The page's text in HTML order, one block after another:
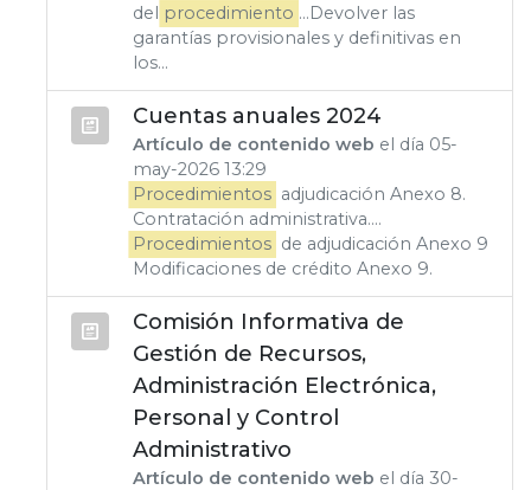
del procedimiento ...Devolver las
garantías provisionales y definitivas en
los...
Cuentas anuales 2024
Artículo de contenido web el día 05-
may-2026 13:29
Procedimientos adjudicación Anexo 8.
Contratación administrativa....
Procedimientos de adjudicación Anexo 9
Modificaciones de crédito Anexo 9.
Comisión Informativa de
Gestión de Recursos,
Administración Electrónica,
Personal y Control
Administrativo
Artículo de contenido web el día 30-